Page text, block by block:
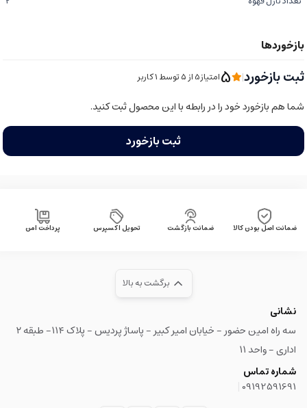
ثبت بازخورد|
5امتیاز5 از ۵ توسط 1 کاربر
شما هم بازخورد خود را در رابطه با این محصول ثبت کنید.
ثبت بازخورد
ضمانت اصل بودن کالا ضمانت بازگشت تحویل اکسپرس پرداخت امن
برگشت به بالا
نشانی
سه راه امین حضور - خیابان امیر کبیر - پاساژ پردیس - پلاک ۱۱۴- طبقه ۲
اداری - واحد ۱۱
شماره تماس
09192591691